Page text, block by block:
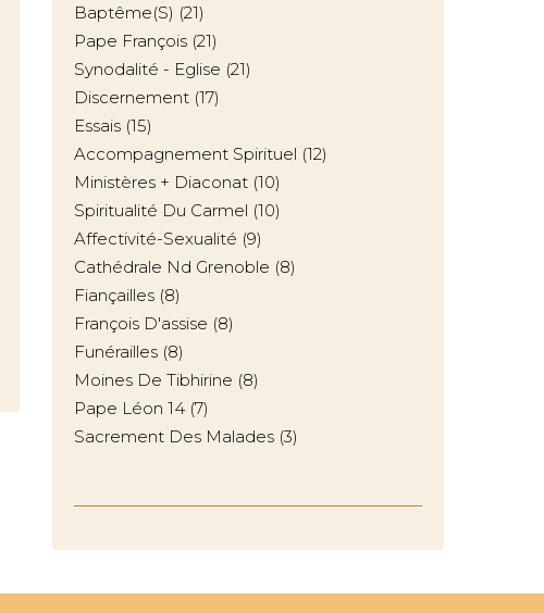
Baptême(s) (21)
Pape François (21)
Synodalité - Eglise (21)
Discernement (17)
Essais (15)
Accompagnement Spirituel (12)
Ministères + Diaconat (10)
Spiritualité Du Carmel (10)
Affectivité-Sexualité (9)
Cathédrale Nd Grenoble (8)
Fiançailles (8)
François D'assise (8)
Funérailles (8)
Moines De Tibhirine (8)
Pape Léon 14 (7)
Sacrement Des Malades (3)